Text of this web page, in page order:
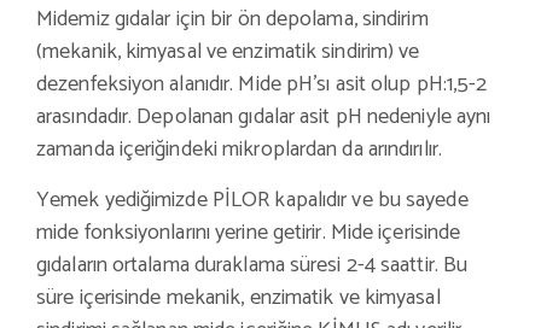
Midemiz gıdalar için bir ön depolama, sindirim
(mekanik, kimyasal ve enzimatik sindirim) ve
dezenfeksiyon alanıdır. Mide pH’sı asit olup pH:1,5-2
arasındadır. Depolanan gıdalar asit pH nedeniyle aynı
zamanda içeriğindeki mikroplardan da arındırılır.
Yemek yediğimizde PİLOR kapalıdır ve bu sayede
mide fonksiyonlarını yerine getirir. Mide içerisinde
gıdaların ortalama duraklama süresi 2-4 saattir. Bu
süre içerisinde mekanik, enzimatik ve kimyasal